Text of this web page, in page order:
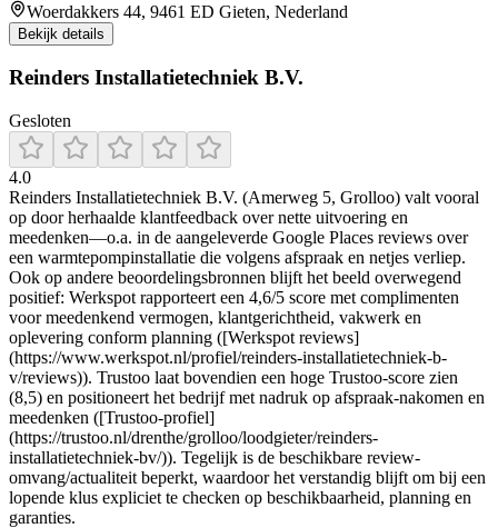
Woerdakkers 44, 9461 ED Gieten, Nederland
Bekijk details
Reinders Installatietechniek B.V.
Gesloten
4.0
Reinders Installatietechniek B.V. (Amerweg 5, Grolloo) valt vooral
op door herhaalde klantfeedback over nette uitvoering en
meedenken—o.a. in de aangeleverde Google Places reviews over
een warmtepompinstallatie die volgens afspraak en netjes verliep.
Ook op andere beoordelingsbronnen blijft het beeld overwegend
positief: Werkspot rapporteert een 4,6/5 score met complimenten
voor meedenkend vermogen, klantgerichtheid, vakwerk en
oplevering conform planning ([Werkspot reviews]
(https://www.werkspot.nl/profiel/reinders-installatietechniek-b-
v/reviews)). Trustoo laat bovendien een hoge Trustoo-score zien
(8,5) en positioneert het bedrijf met nadruk op afspraak-nakomen en
meedenken ([Trustoo-profiel]
(https://trustoo.nl/drenthe/grolloo/loodgieter/reinders-
installatietechniek-bv/)). Tegelijk is de beschikbare review-
omvang/actualiteit beperkt, waardoor het verstandig blijft om bij een
lopende klus expliciet te checken op beschikbaarheid, planning en
garanties.